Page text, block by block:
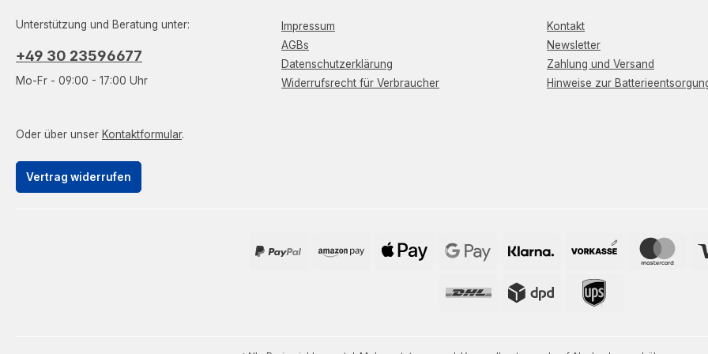
Unterstützung und Beratung unter:
+49 30 23596677
Mo-Fr - 09:00 - 17:00 Uhr
Oder über unser Kontaktformular.
Vertrag widerrufen
Impressum
AGBs
Datenschutzerklärung
Widerrufsrecht für Verbraucher
Kontakt
Newsletter
Zahlung und Versand
Hinweise zur